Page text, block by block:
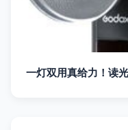
一灯双用真给力！读